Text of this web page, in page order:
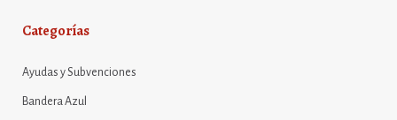
Categorías
Ayudas y Subvenciones
Bandera Azul